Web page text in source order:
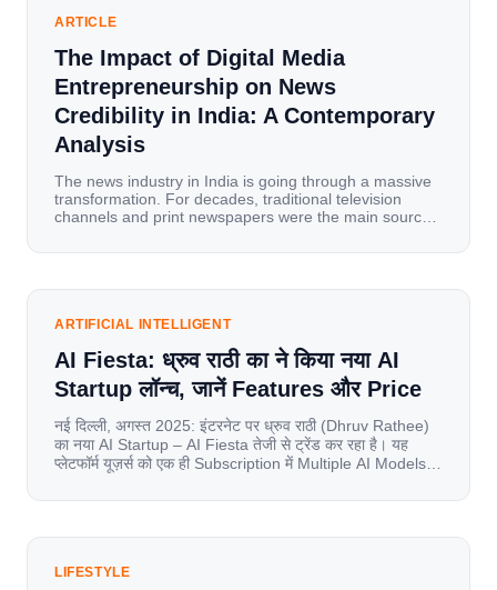
ARTICLE
The Impact of Digital Media
Entrepreneurship on News
Credibility in India: A Contemporary
Analysis
The news industry in India is going through a massive
transformation. For decades, traditional television
channels and print newspapers were the main sources
mobile data, affordable smartphones, and high-speed
has become a mobile-first market where consumers
ARTIFICIAL INTELLIGENT
AI Fiesta: ध्रुव राठी का ने किया नया AI
Startup लॉन्च, जानें Features और Price
नई दिल्ली, अगस्त 2025: इंटरनेट पर ध्रुव राठी (Dhruv Rathee)
का नया AI Startup – AI Fiesta तेजी से ट्रेंड कर रहा है। यह
प्लेटफॉर्म यूज़र्स को एक ही Subscription में Multiple AI Models
यूज़र्स का जबरदस्त रिस्पॉन्स लॉन्च के तुरंत […]
LIFESTYLE